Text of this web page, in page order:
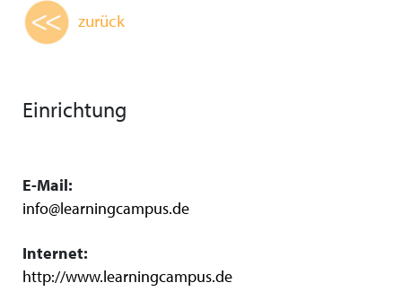
zurück
Einrichtung
E-Mail:
info@learningcampus.de
Internet:
http://www.learningcampus.de